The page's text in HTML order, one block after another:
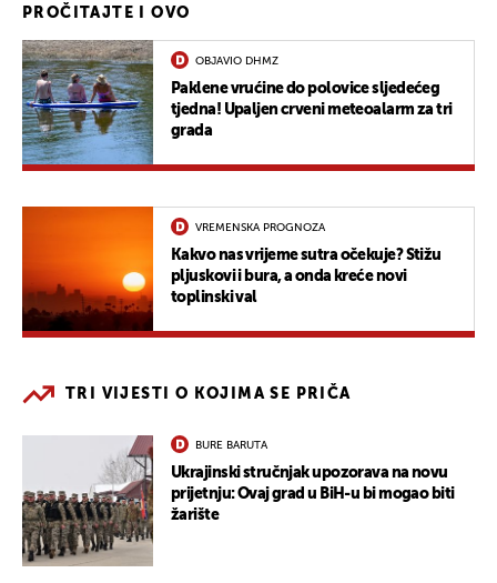
PROČITAJTE I OVO
OBJAVIO DHMZ
Paklene vrućine do polovice sljedećeg
tjedna! Upaljen crveni meteoalarm za tri
grada
VREMENSKA PROGNOZA
Kakvo nas vrijeme sutra očekuje? Stižu
pljuskovi i bura, a onda kreće novi
toplinski val
TRI VIJESTI O KOJIMA SE PRIČA
BURE BARUTA
Ukrajinski stručnjak upozorava na novu
prijetnju: Ovaj grad u BiH-u bi mogao biti
žarište